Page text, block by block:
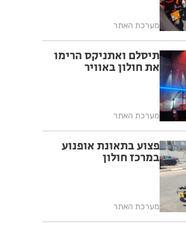
מערכת האתר
תיסלם ואתניקס הרימו
את חולון באוויר
מערכת האתר
פצוע בתאונת אופנוע
במרכז חולון
מערכת האתר